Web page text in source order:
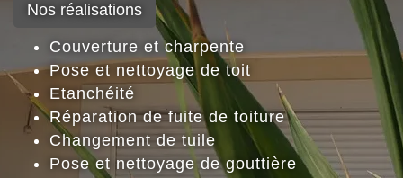
Nos réalisations
Couverture et charpente
Pose et nettoyage de toit
Etanchéité
Réparation de fuite de toiture
Changement de tuile
Pose et nettoyage de gouttière